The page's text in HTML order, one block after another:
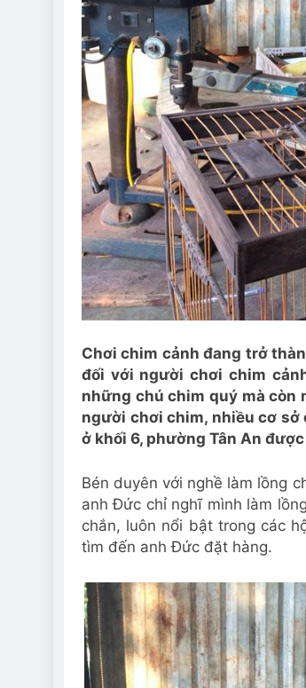
Chơi chim cảnh đang trở
đối với người chơi chim
những chú chim quý mà còn
người chơi chim, nhiều cơ sở
ở khối 6, phường Tân An
Bén duyên với nghề làm lồng
anh Đức chỉ nghĩ mình làm
chắn, luôn nổi bật trong các
tìm đến anh Đức đặt hàng.